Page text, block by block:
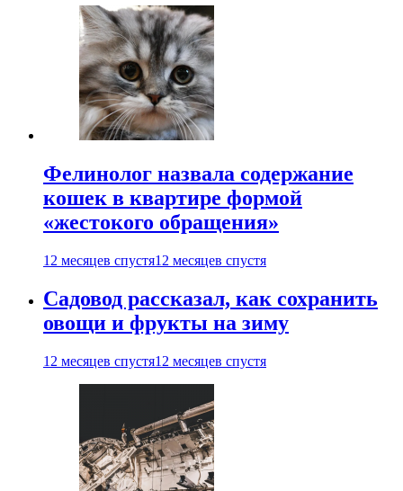
Фелинолог назвала содержание
кошек в квартире формой
«жестокого обращения»
12 месяцев спустя12 месяцев спустя
Садовод рассказал, как сохранить
овощи и фрукты на зиму
12 месяцев спустя12 месяцев спустя